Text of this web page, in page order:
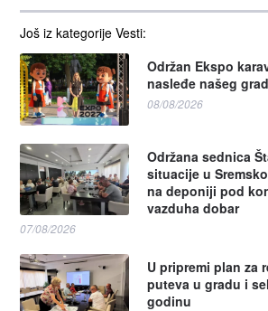
Još iz kategorije Vesti:
Održan Ekspo
nasleđe našeg
08/08/2026
Održana sednica
situacije u
na deponiji pod
vazduha dobar
07/08/2026
U pripremi plan za
puteva u gradu i
godinu